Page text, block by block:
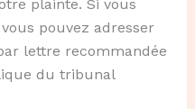
plainte. Si vous
pouvez adresser
lettre recommandée
du tribunal